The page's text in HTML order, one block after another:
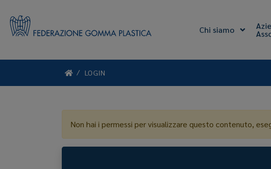
Chi siamo
LOGIN
Non hai i permessi per visualizzare questo contenuto,